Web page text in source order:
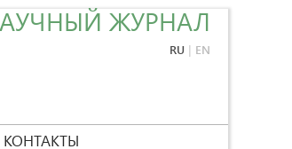
ЖУРНАЛ
RU | EN
КОНТАКТЫ